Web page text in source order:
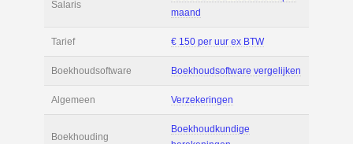
Actie Prijsopgave
€ 6.000 tot €
maand